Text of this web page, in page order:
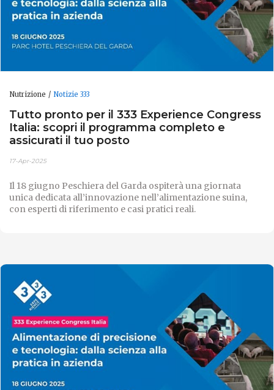
Nutrizione Notizie 333
Tutto pronto per il 333 Experience Congress
Italia: scopri il programma completo e
assicurati il tuo posto
17-Apr-2025
Il 18 giugno Peschiera del Garda ospiterà una giornata
unica dedicata all’innovazione nell’alimentazione suina,
con esperti di riferimento e casi pratici reali.